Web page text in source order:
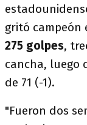
gritó campeón
275 golpes,
cancha, luego
de 71 (-1).
"Fueron dos